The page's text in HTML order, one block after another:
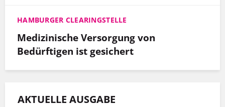
HAMBURGER CLEARINGSTELLE
Medizinische Versorgung von
Bedürftigen ist gesichert
AKTUELLE AUSGABE